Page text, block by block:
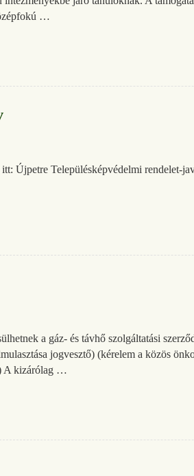
…
Újpetre Településképvédelmi rendelet-
a gáz- és távhő szolgáltatási
jogvesztő) (kérelem a közös
A kizárólag …